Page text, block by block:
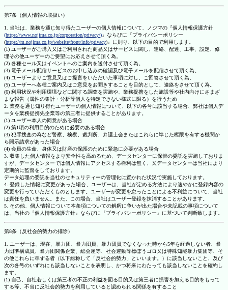
第7条（個人情報の取扱い）
1. 当社は、業務を通じ知り得たユーザーの個人情報について、ノジマの『個人情報保護方針
(https://www.nojima.co.jp/corporation/privacy/)』ならびに『プライバシーポリシー
(https://m.nojima.co.jp/website/front/info/privacy)』に則り、以下の目的で利用します。
(1) ユーザーがご購入又はご利用された商品又はサービスに関し、連絡、配達、工事、設定、修
理その他ユーザーのご要望にお応えさせて頂く為。
(2) 各種セール又はイベントへのご案内を送付させて頂く為。
(3) 電子メール配信サービスのお申し込みの確認及び電子メールを配信させて頂く為。
(4) ユーザーよりご意見又はご提言をいただいた事項に対し、ご回答させて頂く為。
(5) ユーザーへ各種ご案内又はご意見をお聞きすることを目的として、連絡をさせて頂く為。
(6) 利用状況や利用環境などに関する調査を実施や、業務提携をした施設等や社内向けにさまざ
まな報告（属性の集計・分析等個人を特定できない様式に限る）を行うため
2. 業務を通じ知り得たユーザーの個人情報について、以下の各号に該当する場合、弊社は個人デ
ータを業務提携先企業等の第三者に提供することがあります。
(1) ユーザー本人の同意がある場合
(2) 第1項の利用目的のために必要のある場合
(3) 犯罪捜査の為など警察、検察、裁判所、弁護士会またはこれらに準じた権限を有する機関か
ら開示請求があった場合
(4) 会員の生命、身体又は財産の保護のために緊急に必要がある場合
3. 収集した個人情報をより安全性を高めるため、データセンターに保管の委託を実施しておりま
すが、データセンターでは個人情報にアクセスする権利は無く、又データセンターは当社により
定期的に監督をしております。
データ処理の委託を当社のセキュリティーの管理化に置かれた状況で実施しております。
4. 登録した情報に変更があった場合、ユーザーは、当社が定める方法により速やかに登録内容の
変更を行っていただくものとします。ユーザーが変更を怠ったことによる不利益について、当社
は責任を負いません。また、この場合、当社はユーザー登録を抹消することがあります。
5. その他、個人情報について本条項についての解釈に争いが出た場合や未記載の事項について
は、当社の『個人情報保護方針』ならびに『プライバシーポリシー』に基づいて判断致します。
第8条（反社会的勢力の排除）
1. ユーザーは、現在、暴力団、暴力団員、暴力団員でなくなった時から5年を経過しない者、暴
力団準構成員、暴力団関係企業、総会屋等、社会運動等標ぼうゴロ又は特殊知能暴力集団等、そ
の他これらに準ずる者（以下総称して「反社会的勢力」といいます。）に該当しないこと、及び
次の各号のいずれにも該当しないことを表明し、かつ将来にわたっても該当しないことを確約し
ます。
(1) 自己、自社若しくは第三者の不正の利益を図る目的又は第三者に損害を加える目的をもって
する等、不当に反社会的勢力を利用していると認められる関係を有すること